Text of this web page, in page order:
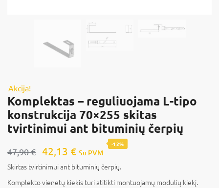
Akcija!
Komplektas – reguliuojama L-tipo
konstrukcija 70×255 skitas
tvirtinimui ant bituminių čerpių
47,90€ 42,13 € Su PVM
-12%
Skirtas tvirtinimui ant bituminių čerpių.
Komplekto vienetų kiekis turi atitikti montuojamų modulių kiekį.